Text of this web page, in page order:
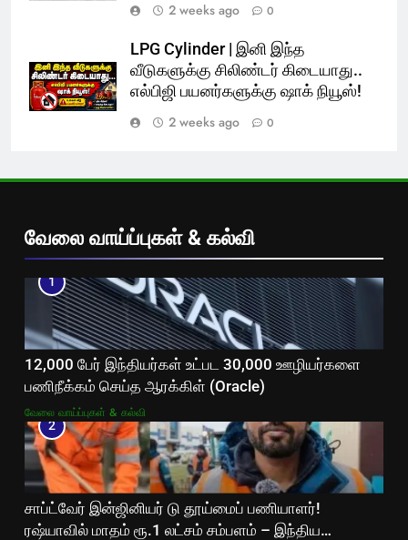
2 weeks ago 0
LPG Cylinder | இனி இந்த
வீடுகளுக்கு சிலிண்டர் கிடையாது..
எல்பிஜி பயனர்களுக்கு ஷாக் நியூஸ்!
2 weeks ago
0
வேலை வாய்ப்புகள் & கல்வி
1
12,000 பேர் இந்தியர்கள் உட்பட 30,000 ஊழியர்களை
பணிநீக்கம் செய்த ஆரக்கிள் (Oracle)
வேலை வாய்ப்புகள் & கல்வி
2
சாப்ட்வேர் இன்ஜினியர் டு தூய்மைப் பணியாளர்!
ரஷ்யாவில் மாதம் ரூ.1 லட்சம் சம்பளம் – இந்திய